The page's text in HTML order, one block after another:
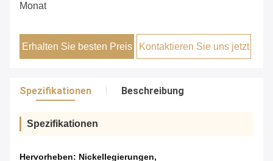
Monat
Erhalten Sie besten Preis Kontaktieren Sie uns jetzt
Spezifikationen Beschreibung
Spezifikationen
Hervorheben: Nickellegierungen,